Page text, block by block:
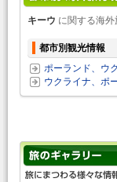
キーウ に関する海
都市別観光情報
ポーランド、ウ
ウクライナ、ポ